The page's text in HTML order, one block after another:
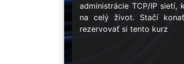
administrácie TCP/IP
na celý život. Stačí
rezervovať si tento kurz